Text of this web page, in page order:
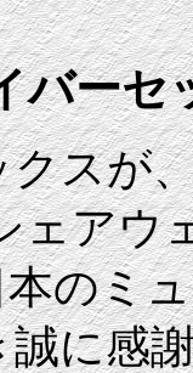
バーセ
スが
ェアウ
のミ
に感